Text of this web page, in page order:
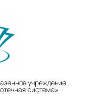
учреждение
система»